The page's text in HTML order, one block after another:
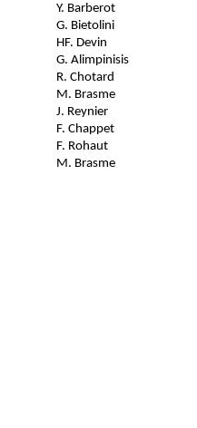
Y. Barberot
G. Bietolini
HF. Devin
G. Alimpinisis
R. Chotard
M. Brasme
J. Reynier
F. Chappet
F. Rohaut
M. Brasme